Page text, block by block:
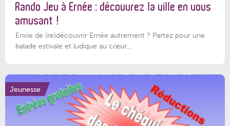
Rando Jeu à Ernée : découvrez la ville en vous
amusant !
Envie de (re)découvrir Ernée autrement ? Partez pour une
balade estivale et ludique au cœur...
Jeunesse